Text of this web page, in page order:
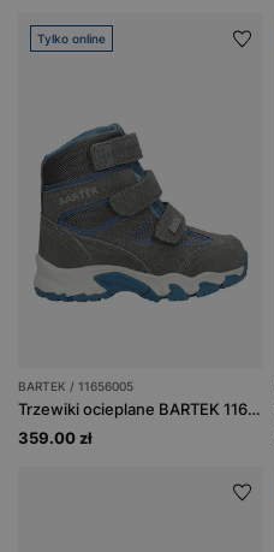
Tylko online
BARTEK / 11656005
Trzewiki ocieplane BARTEK 11656005, szary
359.00 zł